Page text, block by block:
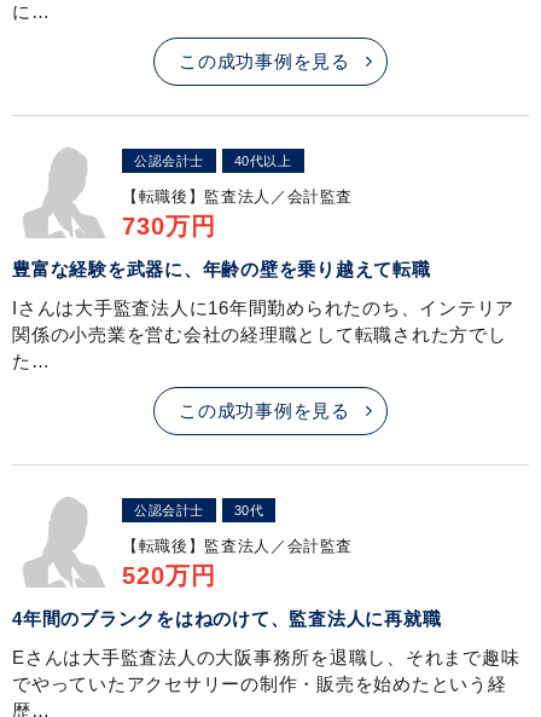
に…
この成功事例を見る
公認会計士 40代以上
【転職後】 監査法人／会計監査
730万円
豊富な経験を武器に、年齢の壁を乗り越えて転職
Iさんは大手監査法人に16年間勤められたのち、インテリア
関係の小売業を営む会社の経理職として転職された方でし
た…
この成功事例を見る
公認会計士 30代
【転職後】 監査法人／会計監査
520万円
4年間のブランクをはねのけて、監査法人に再就職
Eさんは大手監査法人の大阪事務所を退職し、それまで趣味
でやっていたアクセサリーの制作・販売を始めたという経
歴…